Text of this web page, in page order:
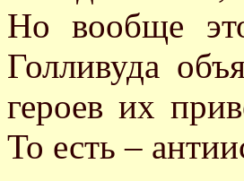
Но вообще
Голливуда
героев их
То есть –